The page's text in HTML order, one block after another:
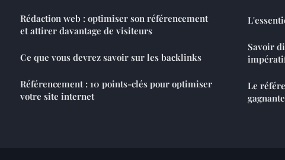
Rédaction web : optimiser son référencement
et attirer davantage de visiteurs
Ce que vous devrez savoir sur les backlinks
Référencement : 10 points-clés pour optimiser
votre site internet
Savoir
Le